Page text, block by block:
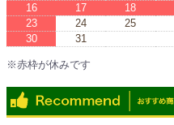
16
17 18
23
24 25
30
31
※赤枠が休みです